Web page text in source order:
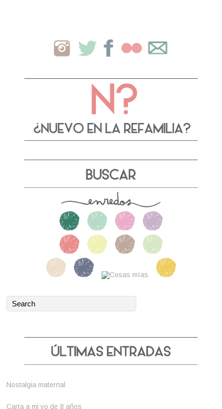
Nostalgia maternal
Carta a mi yo de 8 años